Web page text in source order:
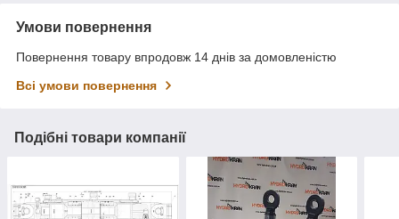
Умови повернення
Повернення товару впродовж 14 днів за домовленістю
Всі умови повернення
Подібні товари компанії